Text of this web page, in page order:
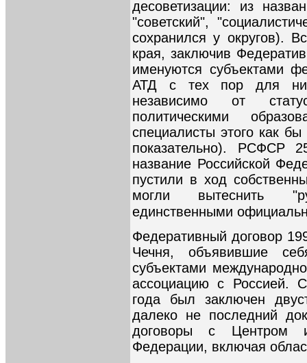
десоветизации: из
"советский",
сохранился у округов).
края, заключив
именуются субъектами
АТД с тех пор для
независимо от
политическими
специалисты этого как
показательно). РСФСР
название Российской
пустили в ход
могли вытеснить
единственными
Федеративный договор
Чечня, объявившие
субъектами
ассоциацию с Россией.
года был заключен
далеко не последний
договоры с Центром
Федерации, включая